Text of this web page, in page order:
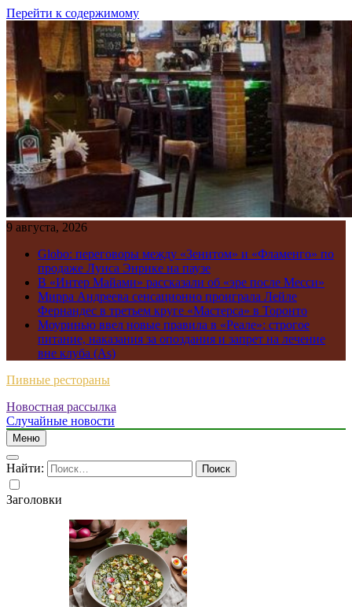
Перейти к содержимому
9 августа, 2026
Globo: переговоры между «Зенитом» и «Фламенго» по
продаже Луиса Энрике на паузе
В «Интер Майами» рассказали об «эре после Месси»
Мирра Андреева сенсационно проиграла Лейле
Фернандес в третьем круге «Мастерса» в Торонто
Моуринью ввел новые правила в «Реале»: строгое
питание, наказания за опоздания и запрет на лечение
вне клуба (As)
Пивные рестораны
Новостная рассылка
Случайные новости
Меню
Найти:
Заголовки